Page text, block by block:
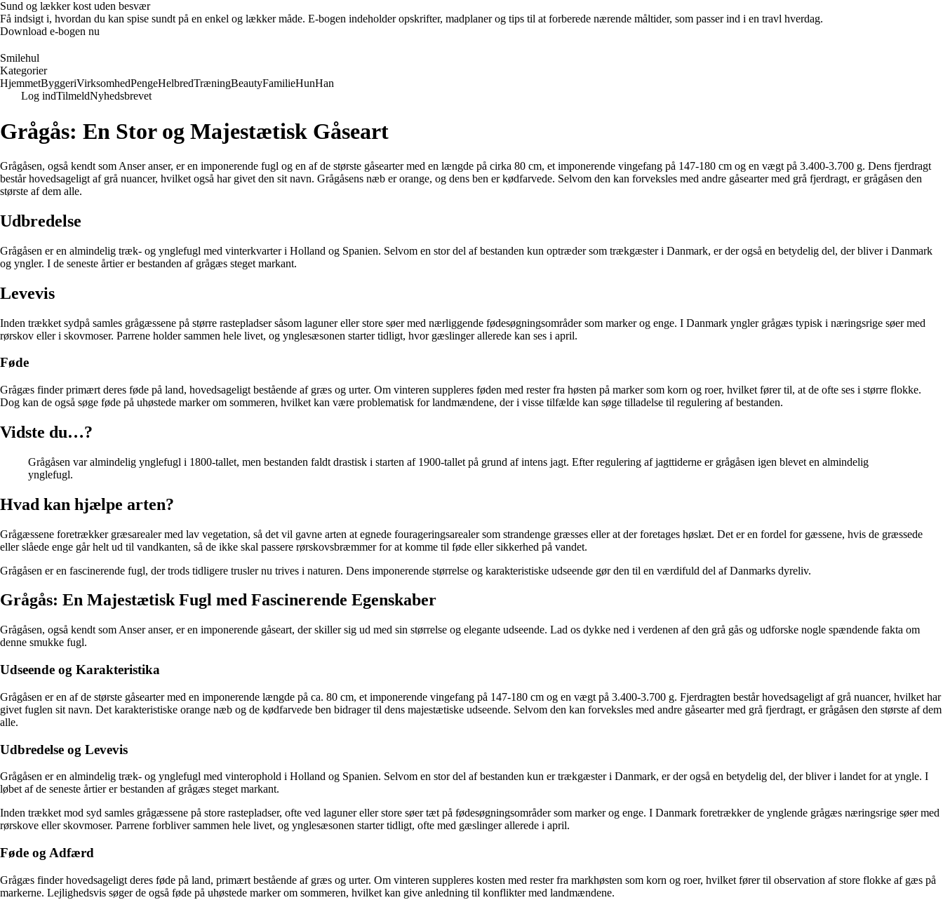
Sund og lækker kost uden besvær
Få indsigt i, hvordan du kan spise sundt på en enkel og lækker måde. E-bogen indeholder opskrifter, madplaner og tips til at forberede nærende måltider, som passer ind i en travl hverdag.
Download e-bogen nu
Smilehul
Kategorier
HjemmetByggeriVirksomhedPengeHelbredTræningBeautyFamilieHunHan
Log indTilmeldNyhedsbrevet
Grågås: En Stor og Majestætisk Gåseart
Grågåsen, også kendt som Anser anser, er en imponerende fugl og en af de største gåsearter med en længde på cirka 80 cm, et imponerende vingefang på 147-180 cm og en vægt på 3.400-3.700 g. Dens fjerdragt
består hovedsageligt af grå nuancer, hvilket også har givet den sit navn. Grågåsens næb er orange, og dens ben er kødfarvede. Selvom den kan forveksles med andre gåsearter med grå fjerdragt, er grågåsen den
største af dem alle.
Udbredelse
Grågåsen er en almindelig træk- og ynglefugl med vinterkvarter i Holland og Spanien. Selvom en stor del af bestanden kun optræder som trækgæster i Danmark, er der også en betydelig del, der bliver i Danmark
og yngler. I de seneste årtier er bestanden af grågæs steget markant.
Levevis
Inden trækket sydpå samles grågæssene på større rastepladser såsom laguner eller store søer med nærliggende fødesøgningsområder som marker og enge. I Danmark yngler grågæs typisk i næringsrige søer med
rørskov eller i skovmoser. Parrene holder sammen hele livet, og ynglesæsonen starter tidligt, hvor gæslinger allerede kan ses i april.
Føde
Grågæs finder primært deres føde på land, hovedsageligt bestående af græs og urter. Om vinteren suppleres føden med rester fra høsten på marker som korn og roer, hvilket fører til, at de ofte ses i større flokke.
Dog kan de også søge føde på uhøstede marker om sommeren, hvilket kan være problematisk for landmændene, der i visse tilfælde kan søge tilladelse til regulering af bestanden.
Vidste du…?
Grågåsen var almindelig ynglefugl i 1800-tallet, men bestanden faldt drastisk i starten af 1900-tallet på grund af intens jagt. Efter regulering af jagttiderne er grågåsen igen blevet en almindelig
ynglefugl.
Hvad kan hjælpe arten?
Grågæssene foretrækker græsarealer med lav vegetation, så det vil gavne arten at egnede fourageringsarealer som strandenge græsses eller at der foretages høslæt. Det er en fordel for gæssene, hvis de græssede
eller slåede enge går helt ud til vandkanten, så de ikke skal passere rørskovsbræmmer for at komme til føde eller sikkerhed på vandet.
Grågåsen er en fascinerende fugl, der trods tidligere trusler nu trives i naturen. Dens imponerende størrelse og karakteristiske udseende gør den til en værdifuld del af Danmarks dyreliv.
Grågås: En Majestætisk Fugl med Fascinerende Egenskaber
Grågåsen, også kendt som Anser anser, er en imponerende gåseart, der skiller sig ud med sin størrelse og elegante udseende. Lad os dykke ned i verdenen af den grå gås og udforske nogle spændende fakta om
denne smukke fugl.
Udseende og Karakteristika
Grågåsen er en af de største gåsearter med en imponerende længde på ca. 80 cm, et imponerende vingefang på 147-180 cm og en vægt på 3.400-3.700 g. Fjerdragten består hovedsageligt af grå nuancer, hvilket har
givet fuglen sit navn. Det karakteristiske orange næb og de kødfarvede ben bidrager til dens majestætiske udseende. Selvom den kan forveksles med andre gåsearter med grå fjerdragt, er grågåsen den største af dem
alle.
Udbredelse og Levevis
Grågåsen er en almindelig træk- og ynglefugl med vinterophold i Holland og Spanien. Selvom en stor del af bestanden kun er trækgæster i Danmark, er der også en betydelig del, der bliver i landet for at yngle. I
løbet af de seneste årtier er bestanden af grågæs steget markant.
Inden trækket mod syd samles grågæssene på store rastepladser, ofte ved laguner eller store søer tæt på fødesøgningsområder som marker og enge. I Danmark foretrækker de ynglende grågæs næringsrige søer med
rørskove eller skovmoser. Parrene forbliver sammen hele livet, og ynglesæsonen starter tidligt, ofte med gæslinger allerede i april.
Føde og Adfærd
Grågæs finder hovedsageligt deres føde på land, primært bestående af græs og urter. Om vinteren suppleres kosten med rester fra markhøsten som korn og roer, hvilket fører til observation af store flokke af gæs på
markerne. Lejlighedsvis søger de også føde på uhøstede marker om sommeren, hvilket kan give anledning til konflikter med landmændene.